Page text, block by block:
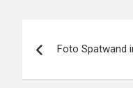
navigatie
Foto Spatwand